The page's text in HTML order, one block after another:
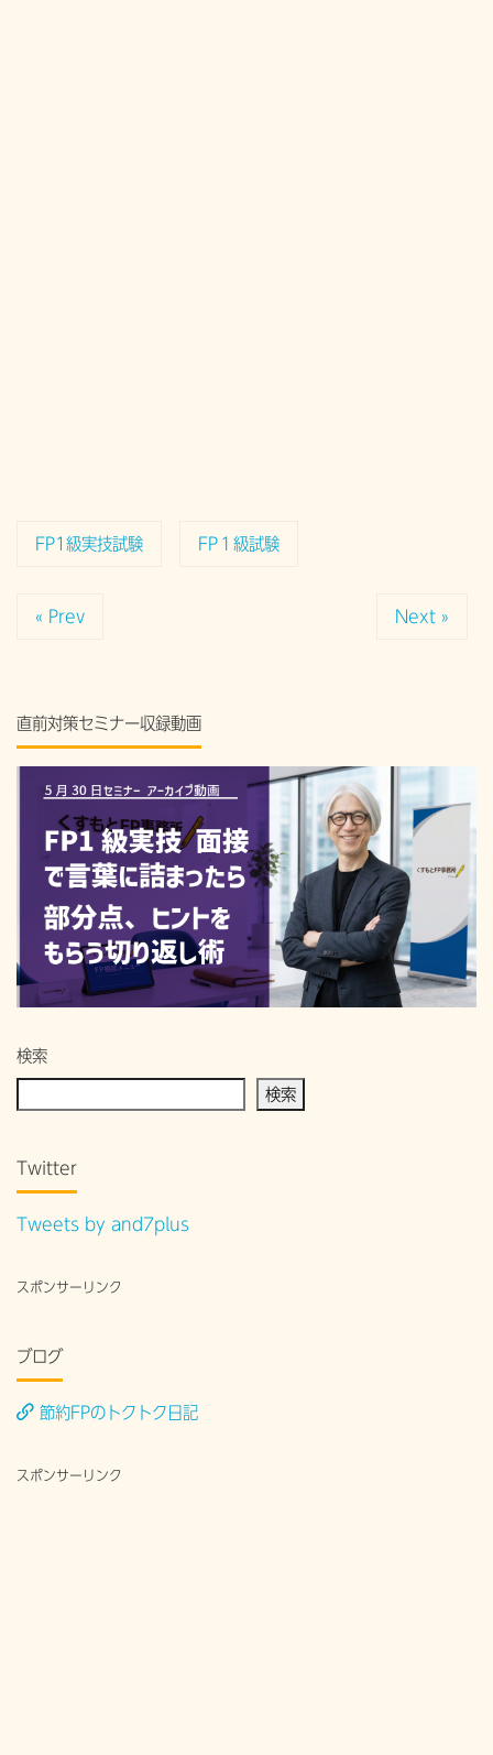
FP1級実技試験 FP１級試験
« Prev Next »
直前対策セミナー収録動画
検索
検索
Twitter
Tweets by and7plus
スポンサーリンク
ブログ
節約FPのトクトク日記
スポンサーリンク